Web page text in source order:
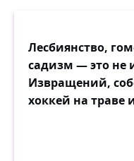
Лесбиянство,
садизм — это не
Извращений,
хоккей на траве